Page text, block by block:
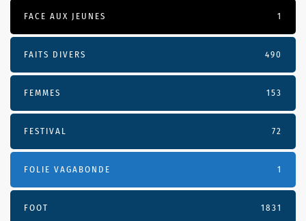
FACE AUX JEUNES 1
FAITS DIVERS 490
FEMMES 153
FESTIVAL 72
FOLIE VAGABONDE 1
FOOT 1831